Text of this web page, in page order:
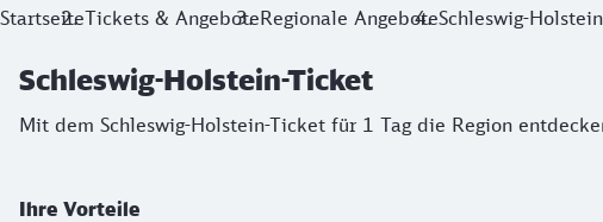
StartseiteTickets & AngeboteRegionale AngeboteSchleswig-
Schleswig-Holstein-Ticket
Mit dem Schleswig-Holstein-Ticket für 1 Tag die Region
Ihre Vorteile